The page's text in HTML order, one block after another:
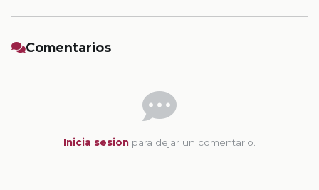
Comentarios
Inicia sesion para dejar un comentario.